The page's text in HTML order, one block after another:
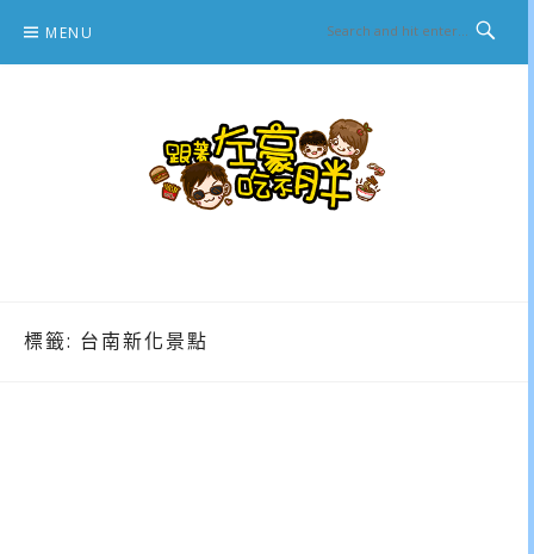
content
MENU
標籤: 台南新化景點